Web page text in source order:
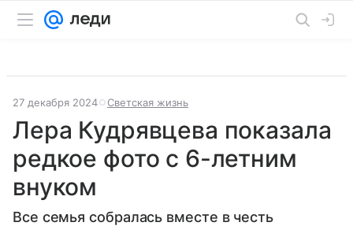
27 декабря 2024 Светская жизнь
Лера Кудрявцева показала
редкое фото с 6-летним
внуком
Все семья собралась вместе в честь